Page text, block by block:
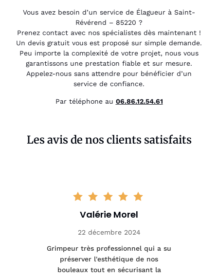
Vous avez besoin d’un service de Élagueur à Saint-
Révérend – 85220 ?
Prenez contact avec nos spécialistes dès maintenant !
Un devis gratuit vous est proposé sur simple demande.
Peu importe la complexité de votre projet, nous vous
garantissons une prestation fiable et sur mesure.
Appelez-nous sans attendre pour bénéficier d’un
service de confiance.
Par téléphone au 06.86.12.54.61
Les avis de nos clients satisfaits
Valérie Morel
22 décembre 2024
Grimpeur très professionnel qui a su
préserver l'esthétique de nos
bouleaux tout en sécurisant la